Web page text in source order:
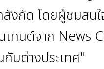
สังกัด โดยผู้ชมสน
เทนต์จาก News
กับต่างประเทศ"